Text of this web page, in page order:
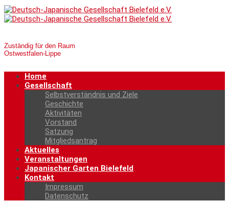
Zuständig für den Raum
Ostwestfalen-Lippe
Home
Gesellschaft
Selbstverständnis und Ziele
Geschichte
Aktivitäten
Vorstand
Satzung
Mitgliedsantrag
Aktuelles
Veranstaltungen
Japanischer Garten Bielefeld
Kontakt
Impressum
Datenschutz